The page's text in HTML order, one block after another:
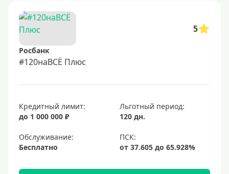
5
Росбанк
#120наВСЁ Плюс
Кредитный лимит:
до 1 000 000 ₽
Льготный период:
120 дн.
Обслуживание:
Бесплатно